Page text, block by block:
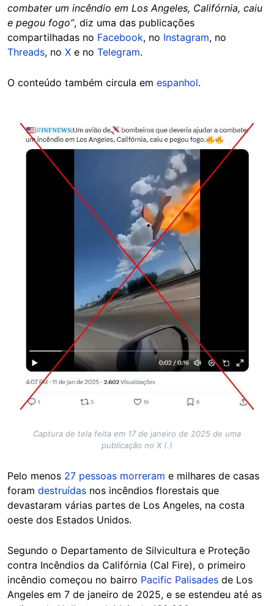
combater um incêndio em Los Angeles, Califórnia, caiu
e pegou fogo”, diz uma das publicações
compartilhadas no Facebook, no Instagram, no
Threads, no X e no Telegram.
O conteúdo também circula em espanhol.
Image
Captura de tela feita em 17 de janeiro de 2025 de uma
publicação no X (.)
Pelo menos 27 pessoas morreram e milhares de casas
foram destruídas nos incêndios florestais que
devastaram várias partes de Los Angeles, na costa
oeste dos Estados Unidos.
Segundo o Departamento de Silvicultura e Proteção
contra Incêndios da Califórnia (Cal Fire), o primeiro
incêndio começou no bairro Pacific Palisades de Los
Angeles em 7 de janeiro de 2025, e se estendeu até as